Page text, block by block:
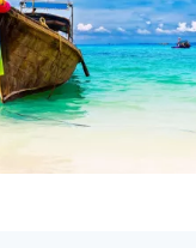
Folytassa e-mailben